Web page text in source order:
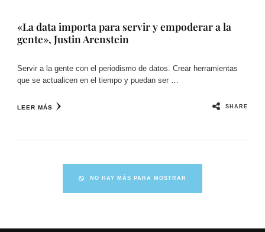
«La data importa para servir y empoderar a la
gente», Justin Arenstein
Servir a la gente con el periodismo de datos. Crear herramientas
que se actualicen en el tiempo y puedan ser …
LEER MÁS SHARE
NO HAY MÁS PARA MOSTRAR